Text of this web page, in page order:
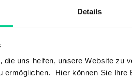
Details
die uns helfen, unsere Website zu
ermöglichen. Hier können Sie Ihre